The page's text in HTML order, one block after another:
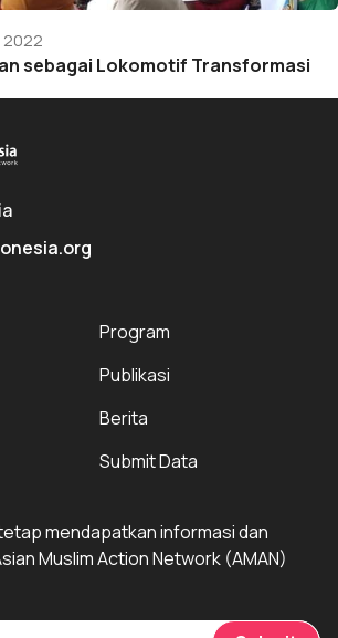
2022
sebagai Lokomotif Transformasi
Program
Publikasi
Berita
Submit Data
mendapatkan informasi dan
Muslim Action Network (AMAN)